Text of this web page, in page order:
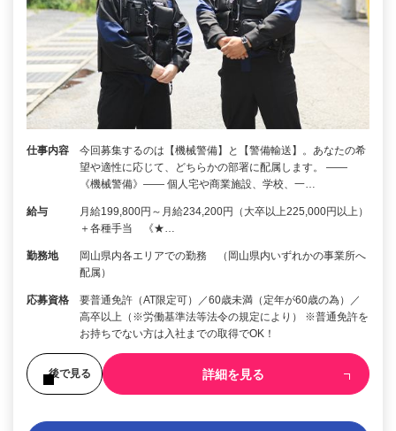
仕事内容
今回募集するのは【機械警備】と【警備輸送】。あなたの希
望や適性に応じて、どちらかの部署に配属します。 ――
《機械警備》―― 個人宅や商業施設、学校、一…
給与
月給199,800円～月給234,200円（大卒以上225,000円以上）
＋各種手当 《★…
勤務地
岡山県内各エリアでの勤務 （岡山県内いずれかの事業所へ
配属）
応募資格
要普通免許（AT限定可）／60歳未満（定年が60歳の為）／
高卒以上（※労働基準法等法令の規定により） ※普通免許を
お持ちでない方は入社までの取得でOK！
後で見る 詳細を見る